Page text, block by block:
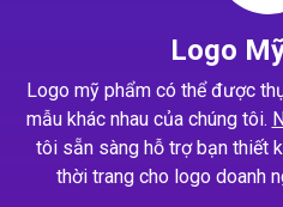
Logo
Logo mỹ phẩm có thể được
mẫu khác nhau của chúng tôi.
tôi sẵn sàng hỗ trợ bạn thiết
thời trang cho logo doanh